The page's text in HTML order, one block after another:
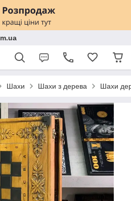
Шахи Шахи з дерева Шахи